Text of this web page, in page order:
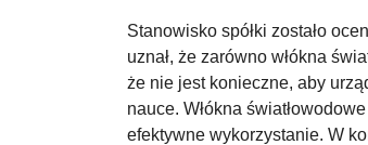
Stanowisko spółki zostało
uznał, że zarówno włókna
że nie jest konieczne, aby
nauce. Włókna
efektywne wykorzystanie. W